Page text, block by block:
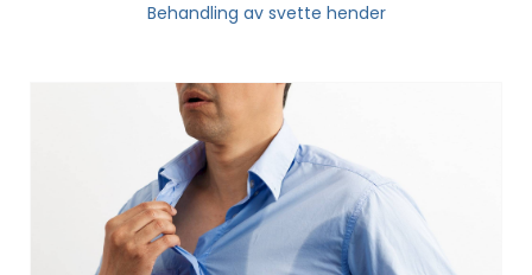
Behandling av svette hender